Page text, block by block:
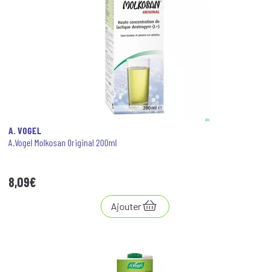
A. VOGEL
A.Vogel Molkosan Original 200ml
8,09€
Ajouter